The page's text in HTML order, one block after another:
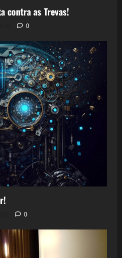
contra as Trevas!
0
0